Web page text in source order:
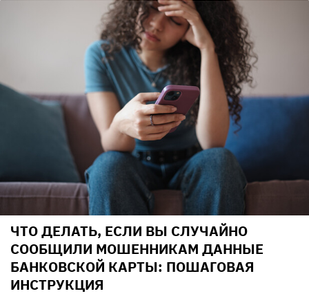
ЧТО ДЕЛАТЬ, ЕСЛИ ВЫ СЛУЧАЙНО
СООБЩИЛИ МОШЕННИКАМ ДАННЫЕ
БАНКОВСКОЙ КАРТЫ: ПОШАГОВАЯ
ИНСТРУКЦИЯ